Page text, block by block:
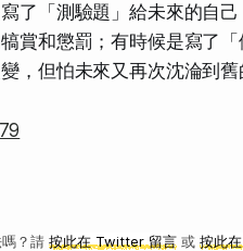
了「測驗題」給未來的自
賞和懲罰；有時候是寫了
，但怕未來又再次沈淪到
？請 按此在 Twitter 留言 或 按此